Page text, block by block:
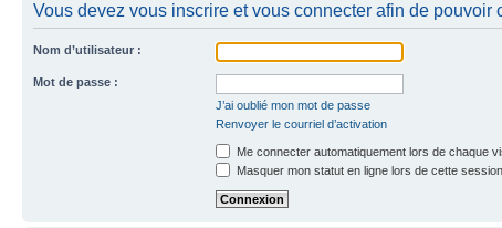
Vous devez vous inscrire et vous connecter afin de pouvoir
Nom d’utilisateur :
Mot de passe :
J’ai oublié mon mot de passe
Renvoyer le courriel d’activation
Me connecter automatiquement lors de chaque
Masquer mon statut en ligne lors de cette session